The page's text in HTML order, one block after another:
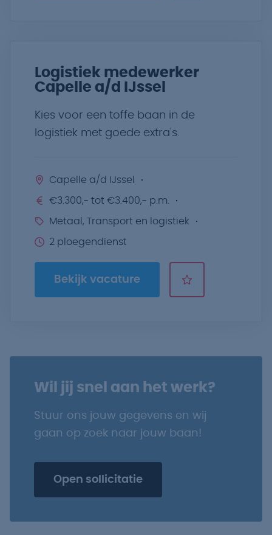
Logistiek medewerker
Capelle a/d IJssel
Kies voor een toffe baan in de
logistiek met goede extra's.
Capelle a/d IJssel
€3.300,- tot €3.400,- p.m.
Metaal, Transport en logistiek
2 ploegendienst
Bekijk vacature
Wil jij snel aan het werk?
Stuur ons jouw gegevens en wij
gaan op zoek naar jouw baan!
Open sollicitatie